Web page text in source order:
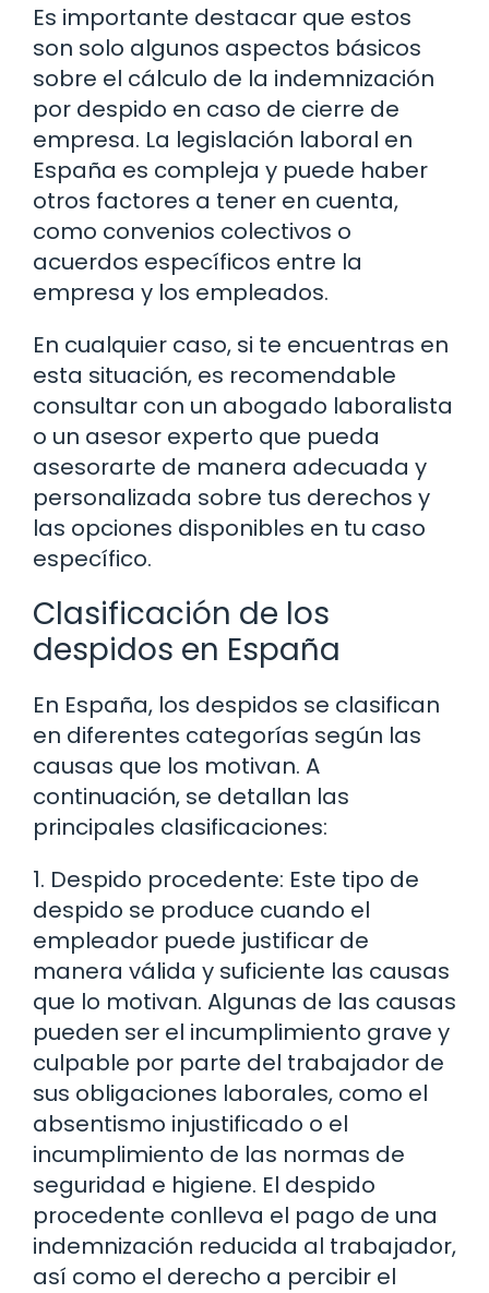
Es importante destacar que estos
son solo algunos aspectos básicos
sobre el cálculo de la indemnización
por despido en caso de cierre de
empresa. La legislación laboral en
España es compleja y puede haber
otros factores a tener en cuenta,
como convenios colectivos o
acuerdos específicos entre la
empresa y los empleados.
En cualquier caso, si te encuentras en
esta situación, es recomendable
consultar con un abogado laboralista
o un asesor experto que pueda
asesorarte de manera adecuada y
personalizada sobre tus derechos y
las opciones disponibles en tu caso
específico.
Clasificación de los
despidos en España
En España, los despidos se clasifican
en diferentes categorías según las
causas que los motivan. A
continuación, se detallan las
principales clasificaciones:
1. Despido procedente: Este tipo de
despido se produce cuando el
empleador puede justificar de
manera válida y suficiente las causas
que lo motivan. Algunas de las causas
pueden ser el incumplimiento grave y
culpable por parte del trabajador de
sus obligaciones laborales, como el
absentismo injustificado o el
incumplimiento de las normas de
seguridad e higiene. El despido
procedente conlleva el pago de una
indemnización reducida al trabajador,
así como el derecho a percibir el